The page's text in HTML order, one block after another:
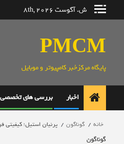
ش. آگوست 8th, 2026
PMCM
پایگاه مرکزخبر کامپیوتر و موبایل
اخبار بررسی های تخصصی
خانه گوناگون پرنیان استیل؛ کیفیتی
گوناگون